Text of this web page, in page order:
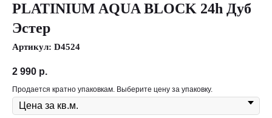
PLATINIUM AQUA BLOCK 24h Дуб
Эстер
Артикул: D4524
2 990 р.
Продается кратно упаковкам. Выберите цену за упаковку.